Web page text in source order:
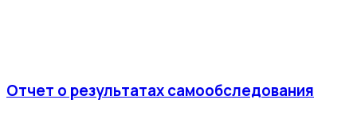
Отчет о результатах самообследования